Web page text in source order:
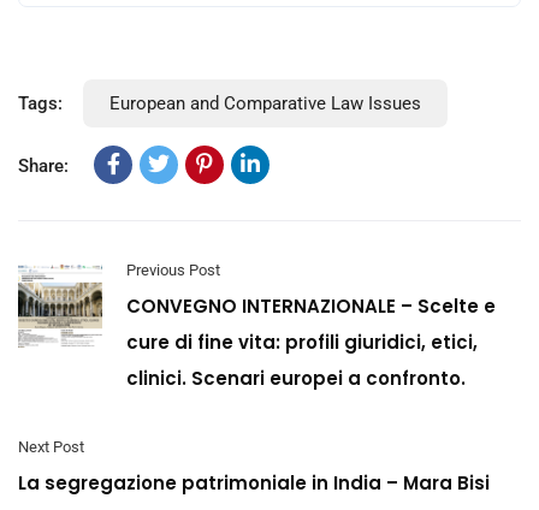
Tags: European and Comparative Law Issues
Share:
Previous Post
CONVEGNO INTERNAZIONALE – Scelte e
cure di fine vita: profili giuridici, etici,
clinici. Scenari europei a confronto.
Next Post
La segregazione patrimoniale in India – Mara Bisi